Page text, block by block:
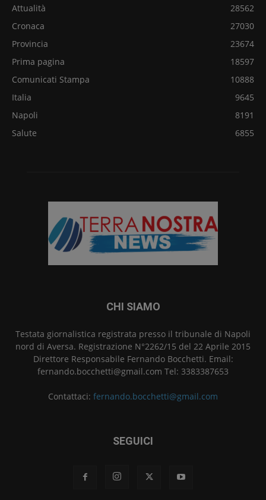
Attualità
28562
Cronaca
27030
Provincia
23674
Prima pagina
18597
Comunicati Stampa
10888
Italia
9645
Napoli
8191
Salute
6855
CHI SIAMO
Testata giornalistica registrata presso il tribunale di Napoli
nord di Aversa. Registrazione N°2262/15 del 22 Aprile 2015
Direttore Responsabile Fernando Bocchetti. Email:
fernando.bocchetti@gmail.com Tel: 3383387653
Contattaci: fernando.bocchetti@gmail.com
SEGUICI